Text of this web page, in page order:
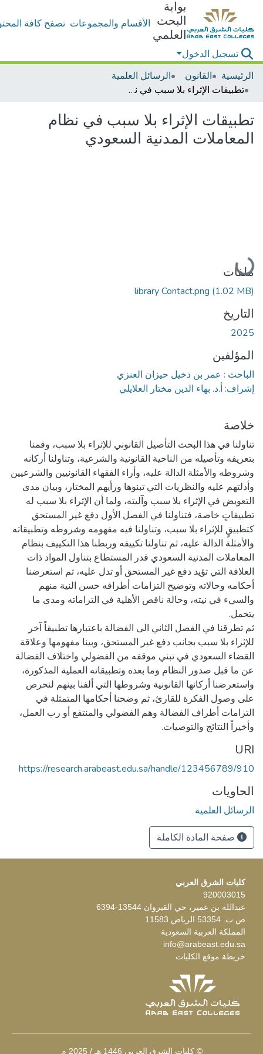
بوابة
البحث
العلمي
الأقسام والمجموعات تصفح كافة
تسجيل الدخول
الرئيسية
القانون
الرسائل العلمية
تطبيقات الإثراء بلا سبب في نظام المعاملات المدنية السعودي
تطبيقات الإثراء بلا سبب في نظام
المعاملات المدنية السعودي
جاري التحميل...
ملفات
library Contact.png (1.02 MB)
التاريخ
2025
المؤلفين
الباحث : عمر بن دخيل حيزان العنزي
إشراف: أ.د. بهاء الدين مختار العلايلي
خلاصة
تناولنا في هذا البحث التأصيل القانوني للإثراء بلا سبب، وقمنا
بتعريفه وتأصيله من الناحية القانونية والشرعية، وتناولنا أركانه
وشروطه والأمثلة الدالة عليه، وأراء الفقهاء القانونيين والشرعيين
وأدلتهم عليه والنظريات التي تبنوها ورأيهم المختار، وبيان مدى
التعويض في الإثراء بلا سبب وآليته، ولما أن الإثراء بلا سبب له
تطبيقاتٍ خاصة، فتناولنا في الفصل الأول دفع غير المستحق
كتطبيقٍ للإثراء بلا سبب، وتناولنا فيه مفهومه وشروطه وتطبيقاته
والأمثلة الدالة عليه، ثم تناولنا تكييفه وربطنا هذا التكييف بنظام
المعاملات المدنية السعودي قدر المستطاع بتناول المواد ذات
العلاقة التي تؤيد دفع غير المستحق أو تدل عليه، ثم استعرضنا
أحكامه وحالاته وتوضيح التزامات أطرافه حسن النية منهم
والسيء في نيته، وحالة ناقص الأهلية في التزاماته ومدى ما
ثم تطرقنا في الفصل الثاني الى الفضالة باعتبارها تطبيقاً آخر
للإثراء بلا سبب بجانب دفع غير المستحق، وبينا مفهومها وعلاقة
القضاء السعودي في تبني موقفه من الفضولي واختلاف الفضالة
عن ما قبل صدور النظام وما بعده وتطبيقاته العملية المذكورة،
واستعرضنا أركانها القانونية وشروطها التي ألفنا بينهم لنحرص
على وصول الفكرة للقارئ، ثم وضحنا أحكامها المتمثلة في
التزامات أطراف الفضالة وهم الفضولي والمنتفع أو رب العمل،
وأخيراً النتائج والتوصيات.
URI
https://research.arabeast.edu.sa/handle/123456789/910
الحاويات
الرسائل العلمية
صفحة المادة الكاملة
كليات الشرق العربي
920003015
عبدالله بن عمير، حي القيروان 13544-6394
ص.ب. 53354 الرياض 11583
المملكة العربية السعودية
info@arabeast.edu.sa
خريطة موقع الكليات
© كليات الشرق العربي 1446 هـ / 2025 م